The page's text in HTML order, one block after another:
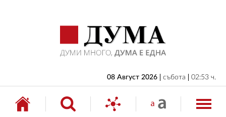
08 Август 2026 събота 02:53 ч.
БЪЛГАРИЯ
ИКОНОМИКА
ИЗБОРИ
СВЯТ